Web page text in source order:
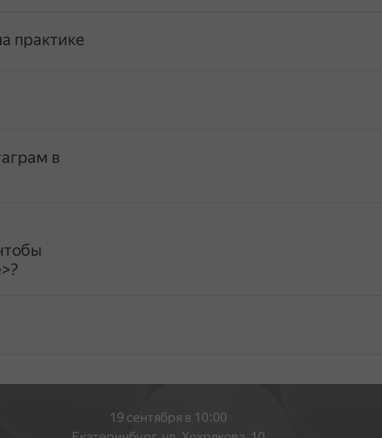
практике
в
19 сентября в 10:00